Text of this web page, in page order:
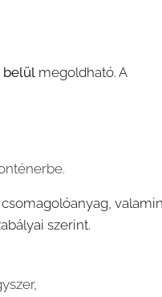
belül megoldható. A
szerint.